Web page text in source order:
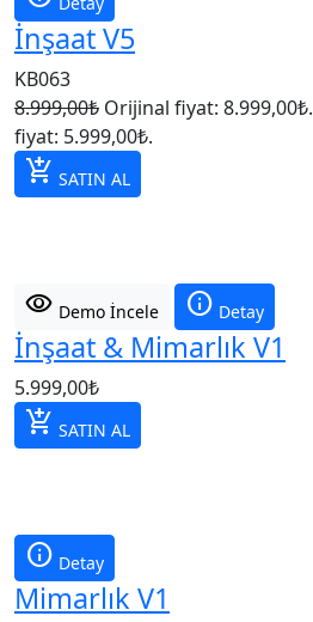
İnşaat V5
KB063
8.999,00₺ Orijinal fiyat: 8.999,00₺.
fiyat: 5.999,00₺.
add_shopping_cart SATIN AL
visibility Demo İncele info Detay
İnşaat & Mimarlık V1
5.999,00₺
add_shopping_cart SATIN AL
info Detay
Mimarlık V1